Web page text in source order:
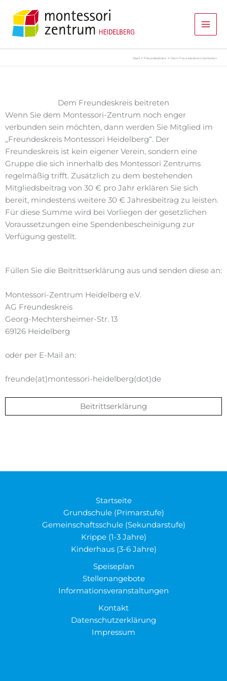
Inhalt
springen
Start Freundeskreis Dem Freundeskreis beitreten
Dem Freundeskreis beitreten
Wenn Sie dem Montessori-Zentrum noch enger
verbunden sein möchten, dann werden Sie Mitglied im
„Freundeskreis Montessori Heidelberg“. Der
Freundeskreis ist kein eigener Verein, sondern eine
Gruppe die sich innerhalb des Montessori Zentrums
regelmäßig trifft. Zusätzlich zu dem bestehenden
Mitgliedsbeitrag von 30 € pro Jahr erklären Sie sich
bereit, mindestens weitere 30 € Jahresbeitrag zu leisten.
Für diese Summe wird bei Vorliegen der gesetzlichen
Voraussetzungen eine Spendenbescheinigung zur
Verfügung gestellt.
Füllen Sie die Beitrittserklärung aus und senden diese an:
Montessori-Zentrum Heidelberg e.V.
AG Freundeskreis
Georg-Mechtersheimer-Str. 13
69126 Heidelberg
oder per E-Mail an:
freunde(at)montessori-heidelberg(dot)de
Beitrittserklärung
Startseite
Grundschule (Primarstufe)
Gemeinschaftsschule (Sekundarstufe)
Krippe (1-3 Jahre)
Kinderhaus (3-6 Jahre)
Speiseplan
Stellenangebote
Informationsveranstaltungen
Kontakt
Datenschutzerklärung
Impressum